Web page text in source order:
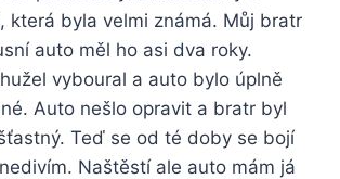
která byla velmi známá. Můj bratr
auto měl ho asi dva roky.
vyboural a auto bylo úplně
Auto nešlo opravit a bratr byl
Teď se od té doby se bojí
Naštěstí ale auto mám já